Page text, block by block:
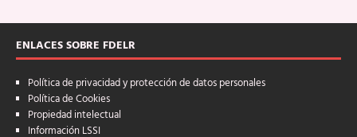
ENLACES SOBRE FDELR
Política de privacidad y protección de datos personales
Política de Cookies
Propiedad intelectual
Información LSSI